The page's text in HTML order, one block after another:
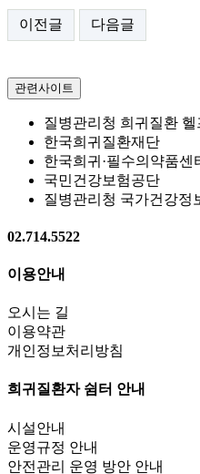
이전글 다음글
관련사이트
질병관리청 희귀질환 헬
한국희귀질환재단
한국희귀·필수의약품센
국민건강보험공단
질병관리청 국가건강정
02.714.5522
이용안내
오시는 길
이용약관
개인정보처리방침
희귀질환자 쉼터 안내
시설안내
운영규정 안내
안전관리 운영 방안 안내